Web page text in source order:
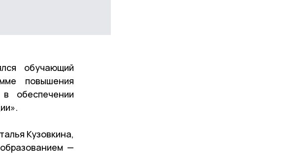
обучающий
повышения
обеспечении
Кузовкина,
—